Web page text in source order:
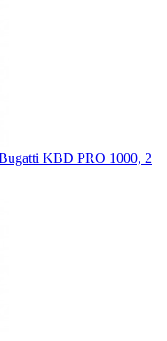
KBD PRO 1000, 2